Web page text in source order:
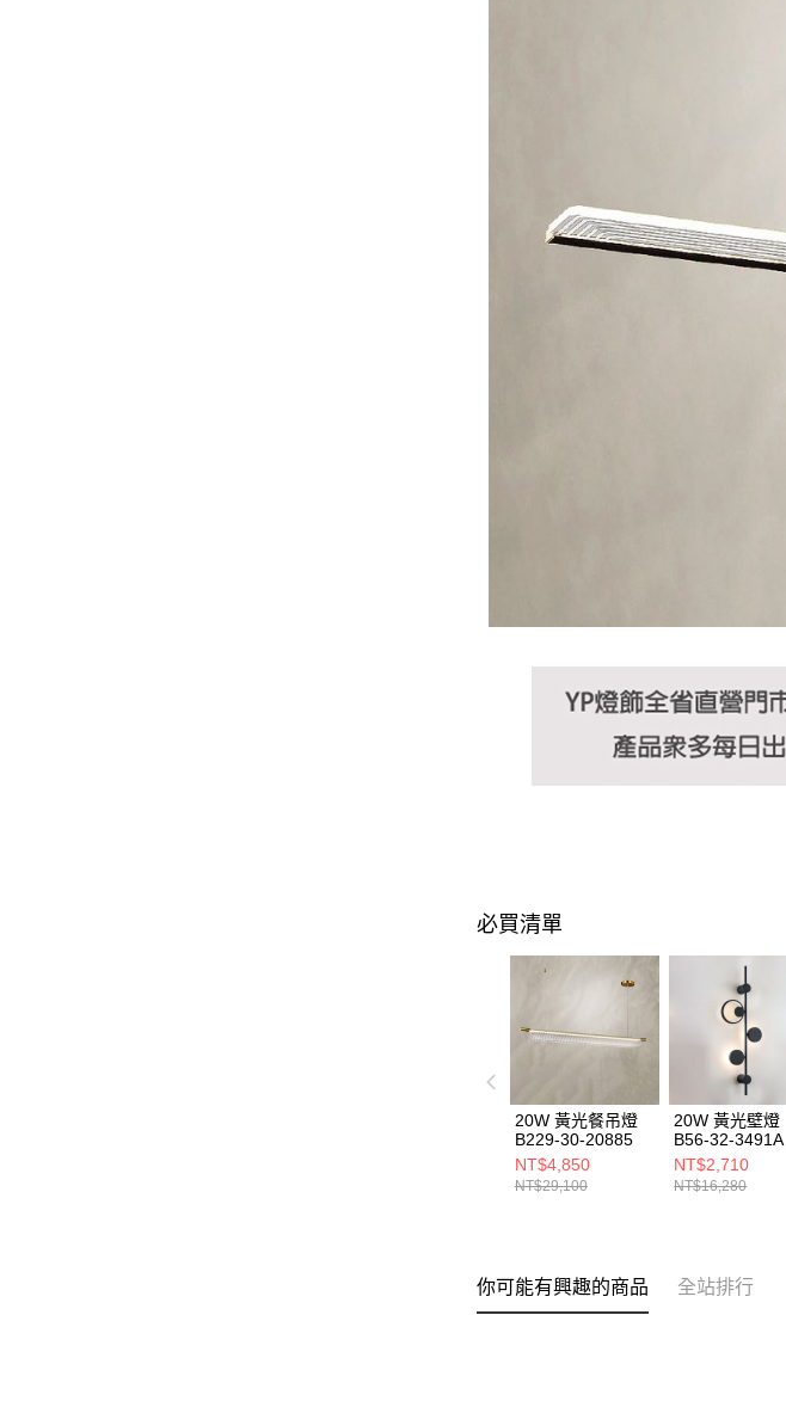
必買清單
20W 黃光餐吊燈
B229-30-20885
NT$4,850
NT$29,100
20W 黃光壁燈
B56-32-3491A
NT$2,710
NT$16,280
你可能有興趣的商品 全站排行